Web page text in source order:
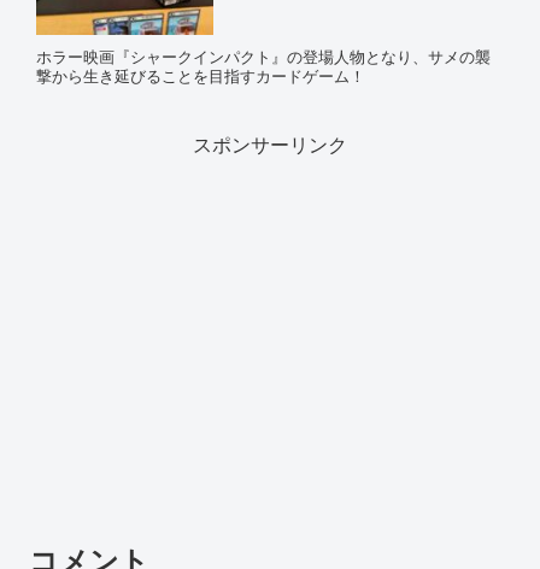
ホラー映画『シャークインパクト』の登場人物となり、サメの襲
撃から生き延びることを目指すカードゲーム！
スポンサーリンク
コメント